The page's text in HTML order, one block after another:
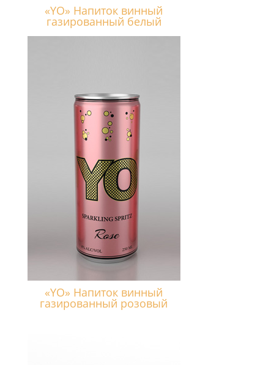
«YO» Напиток винный
газированный белый
«YO» Напиток винный
газированный розовый